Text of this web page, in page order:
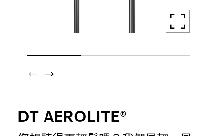
DT AEROLITE®